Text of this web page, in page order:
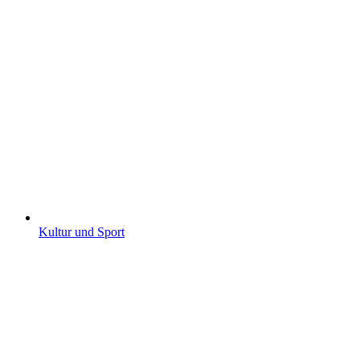
Kultur und Sport